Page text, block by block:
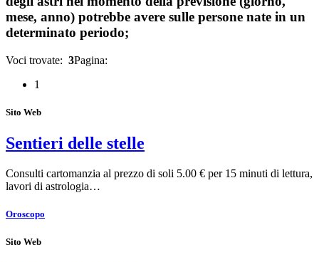
mese, anno) potrebbe avere sulle persone nate in un
determinato periodo;
Voci trovate: 3Pagina:
1
Sito Web
Sentieri delle stelle
Consulti cartomanzia al prezzo di soli 5.00 € per 15 minuti di lettura,
lavori di astrologia…
Oroscopo
Sito Web